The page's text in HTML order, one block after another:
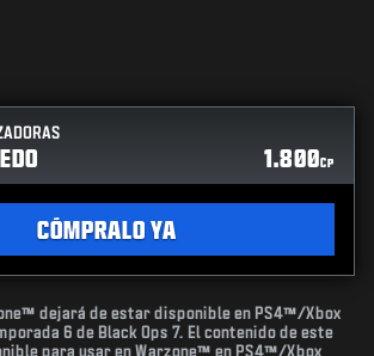
1.800CP
CÓMPRALO YA
dejará de estar disponible en PS4™/Xbox
6 de Black Ops 7. El contenido de este
para usar en Warzone™ en PS4™/Xbox